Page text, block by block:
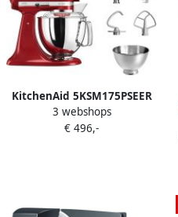
KitchenAid 5KSM175PSEER
Keukenrobot met
kantelbare kop 4 8 L
3 webshops
€ 496,-